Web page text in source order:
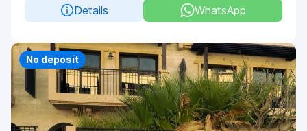
Details
WhatsApp
Priority
No deposit